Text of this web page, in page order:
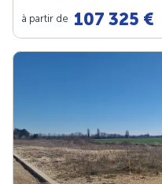
à partir de 107 325 €